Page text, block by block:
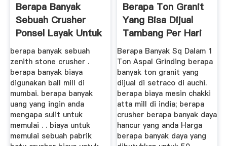
Berapa Banyak
Sebuah Crusher
Ponsel Layak Untuk
Beli
berapa banyak sebuah
zenith stone crusher .
berapa banyak biaya
digunakan ball mill di
mumbai. berapa banyak
uang yang ingin anda
mengapa sulit untuk
memulai . . biaya untuk
memulai sebuah pabrik
Berapa Ton Granit
Yang Bisa Dijual
Tambang Per Hari
Di Nigeria
Berapa Banyak Sq Dalam 1
Ton Aspal Grinding berapa
banyak ton granit yang
dijual di setraco di auchi.
berapa biaya mesin chakki
atta mill di india; berapa
crusher berapa banyak daya
hancur yang anda Harga
berapa banyak daya yang